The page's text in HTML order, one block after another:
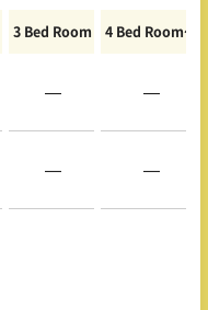
3 Bed Room 4 Bed Room〜
— —
— —